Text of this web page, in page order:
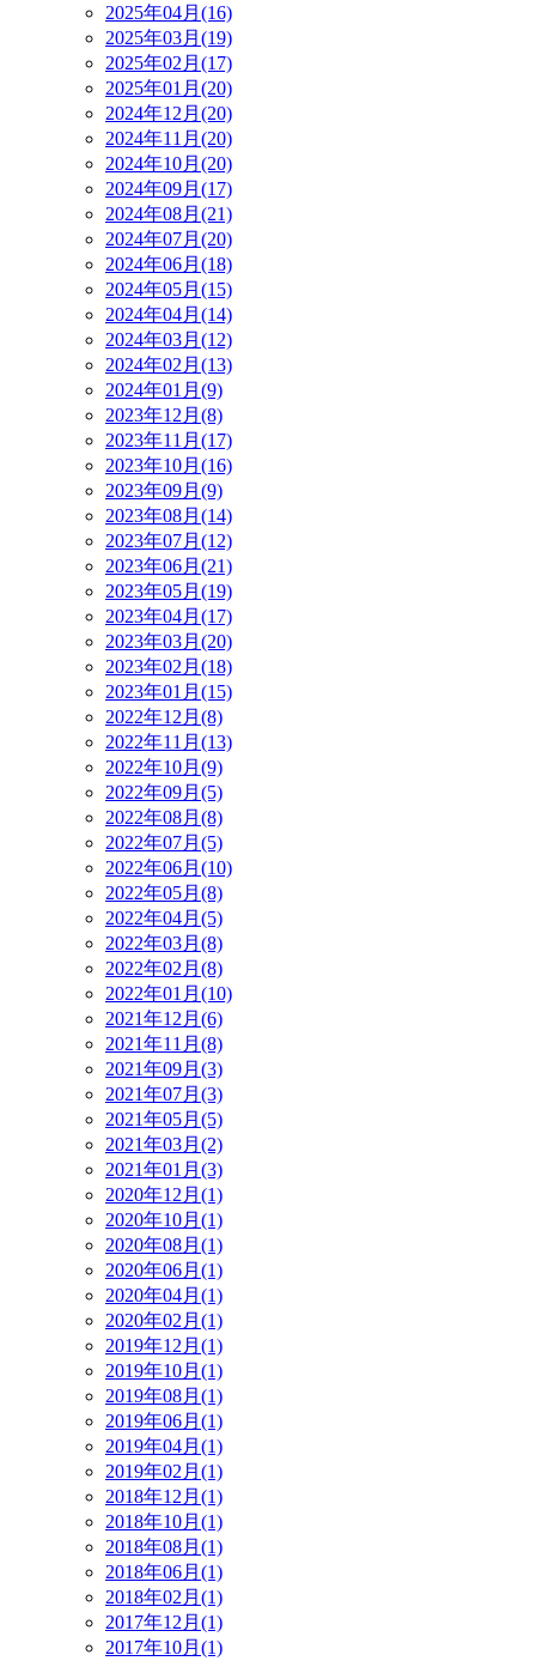
2025年04月(16)
2025年03月(19)
2025年02月(17)
2025年01月(20)
2024年12月(20)
2024年11月(20)
2024年10月(20)
2024年09月(17)
2024年08月(21)
2024年07月(20)
2024年06月(18)
2024年05月(15)
2024年04月(14)
2024年03月(12)
2024年02月(13)
2024年01月(9)
2023年12月(8)
2023年11月(17)
2023年10月(16)
2023年09月(9)
2023年08月(14)
2023年07月(12)
2023年06月(21)
2023年05月(19)
2023年04月(17)
2023年03月(20)
2023年02月(18)
2023年01月(15)
2022年12月(8)
2022年11月(13)
2022年10月(9)
2022年09月(5)
2022年08月(8)
2022年07月(5)
2022年06月(10)
2022年05月(8)
2022年04月(5)
2022年03月(8)
2022年02月(8)
2022年01月(10)
2021年12月(6)
2021年11月(8)
2021年09月(3)
2021年07月(3)
2021年05月(5)
2021年03月(2)
2021年01月(3)
2020年12月(1)
2020年10月(1)
2020年08月(1)
2020年06月(1)
2020年04月(1)
2020年02月(1)
2019年12月(1)
2019年10月(1)
2019年08月(1)
2019年06月(1)
2019年04月(1)
2019年02月(1)
2018年12月(1)
2018年10月(1)
2018年08月(1)
2018年06月(1)
2018年02月(1)
2017年12月(1)
2017年10月(1)